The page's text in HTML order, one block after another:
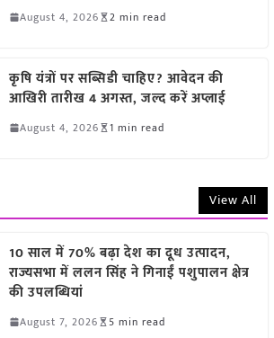
August 4, 2026 2 min read
कृषि यंत्रों पर सब्सिडी चाहिए? आवेदन की
आखिरी तारीख 4 अगस्त, जल्द करें अप्लाई
August 4, 2026 1 min read
View All
10 साल में 70% बढ़ा देश का दूध उत्पादन,
राज्यसभा में ललन सिंह ने गिनाईं पशुपालन क्षेत्र
की उपलब्धियां
August 7, 2026 5 min read